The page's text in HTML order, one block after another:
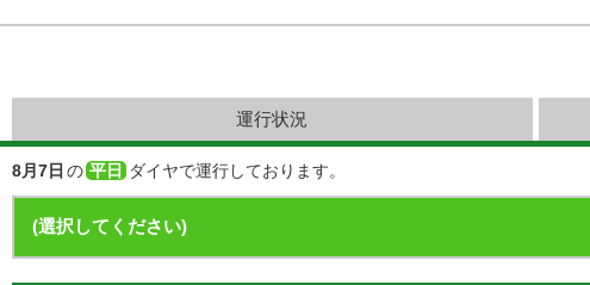
運行状況
8月7日 の 平日 ダイヤで運行しております。